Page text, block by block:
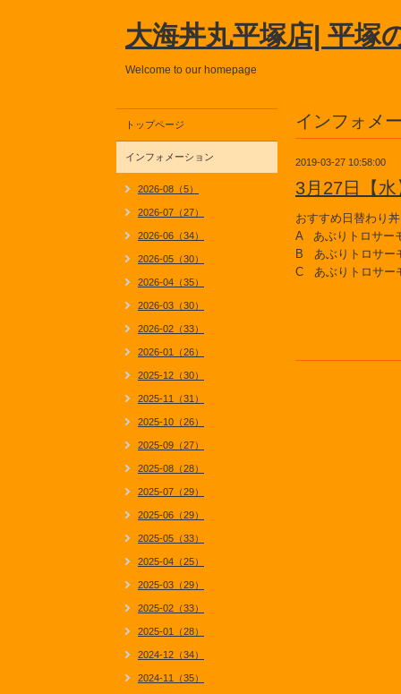
大海丼丸平塚店| 平塚
Welcome to our homepage
インフォメ
2019-03-27 10:58:00
3月27日【
おすすめ日替わり丼
A あぶりトロサー
B あぶりトロサ
C あぶりトロサー
トップページ
インフォメーション
2026-08（5）
2026-07（27）
2026-06（34）
2026-05（30）
2026-04（35）
2026-03（30）
2026-02（33）
2026-01（26）
2025-12（30）
2025-11（31）
2025-10（26）
2025-09（27）
2025-08（28）
2025-07（29）
2025-06（29）
2025-05（33）
2025-04（25）
2025-03（29）
2025-02（33）
2025-01（28）
2024-12（34）
2024-11（35）